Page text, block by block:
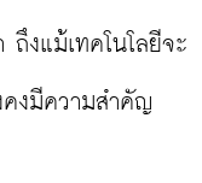
ถึงแม้เทคโนโลยีจะ
คงมีความสำคัญ